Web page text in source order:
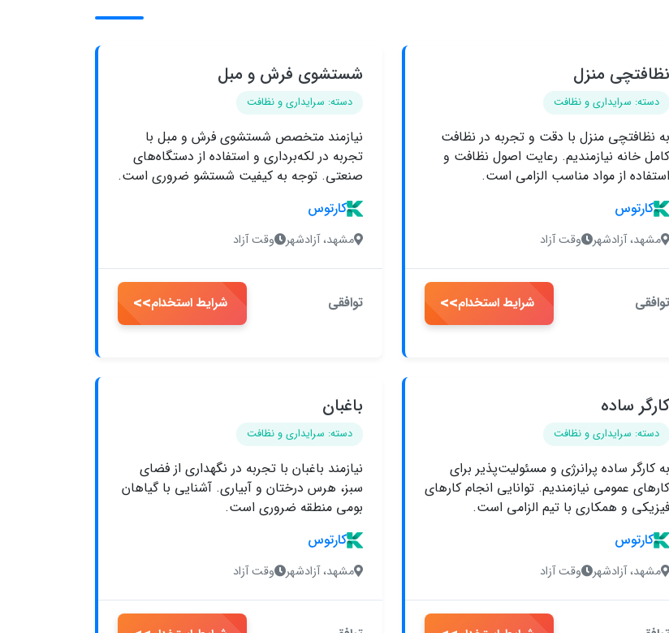
نظافتچی منزل
دسته: سرایداری و نظافت
به نظافتچی منزل با دقت و تجربه در نظافت
کامل خانه نیازمندیم. رعایت اصول نظافت و
استفاده از مواد مناسب الزامی است.
کارتوس
مشهد، آزادشهر وقت آزاد
توافقی شرایط استخدام>>
شستشوی فرش و مبل
دسته: سرایداری و نظافت
نیازمند متخصص شستشوی فرش و مبل با
تجربه در لکه‌برداری و استفاده از دستگاه‌های
صنعتی. توجه به کیفیت شستشو ضروری است.
کارتوس
مشهد، آزادشهر وقت آزاد
توافقی شرایط استخدام>>
کارگر ساده
دسته: سرایداری و نظافت
به کارگر ساده پرانرژی و مسئولیت‌پذیر برای
کارهای عمومی نیازمندیم. توانایی انجام کارهای
فیزیکی و همکاری با تیم الزامی است.
کارتوس
مشهد، آزادشهر وقت آزاد
باغبان
دسته: سرایداری و نظافت
نیازمند باغبان با تجربه در نگهداری از فضای
سبز، هرس درختان و آبیاری. آشنایی با گیاهان
بومی منطقه ضروری است.
کارتوس
مشهد، آزادشهر وقت آزاد